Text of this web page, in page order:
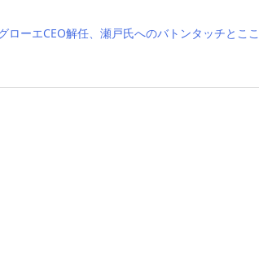
ーエCEO解任、瀬戸氏へのバトンタッチとこ